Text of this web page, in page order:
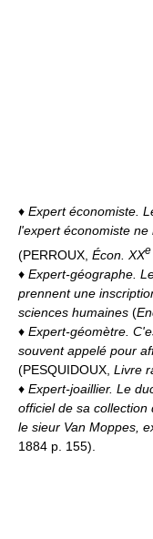
♦ Expert économiste.
l'expert économiste
(PERROUX, Écon. XXe
♦ Expert-géographe.
prennent une
sciences humaines (
♦ Expert-géomètre.
souvent appelé pour
(PESQUIDOUX, Livre
♦ Expert-joaillier. Le
officiel de sa
le sieur Van Moppes,
1884 p. 155).